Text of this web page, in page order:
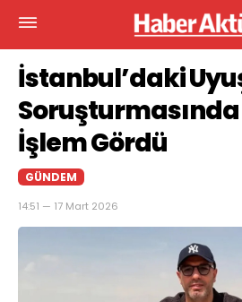
İstanbul’daki
Soruşturmasında
İşlem Gördü
GÜNDEM
14:51 — 17 Mart 2026